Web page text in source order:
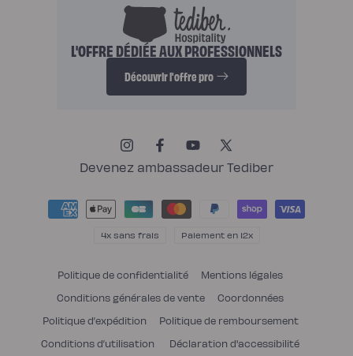
L'OFFRE DÉDIÉE AUX PROFESSIONNELS
Découvrir l'offre pro
InstagramFacebookYouTube
X
(Twitter)
Devenez ambassadeur Tediber
paiement
4x sans frais Paiement en 12x
Politique de confidentialité
Mentions légales
Conditions générales de vente
Coordonnées
Politique d’expédition
Politique de remboursement
Conditions d’utilisation
Déclaration d'accessibilité